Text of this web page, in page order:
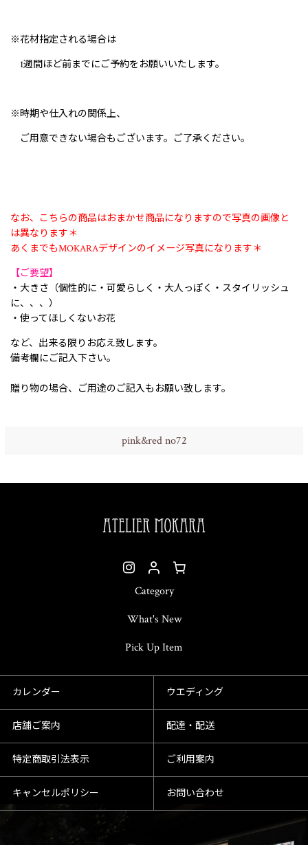
pink&red no72
※花材指定される場合は
1週間ほど前までにご予約をお願いいたします。
※時期や仕入れの関係上、
ご用意できない場合もございます。ご了承ください。
なお、こちらの商品はおまかせ商品になりますので写真の画像と
は異なります＊
あくまでもMOKARAデザインのイメージ写真になります＊
【ご要望】
・大きさ（個性的に・可愛らしく・大人っぽく・スタイリッシュ
に、、、）
・使ってほしくないお花
など、出来る限りお応え致します。
備考欄にご記入下さい。
贈り物の場合、ご用途のご記入もお願い致します。
Category
What's New
Pick Up Item
カレンダー ウエディング
店舗ご案内 配達・配送
特定商取引法表示 ご利用案内
キャンセルポリシー お問い合わせ